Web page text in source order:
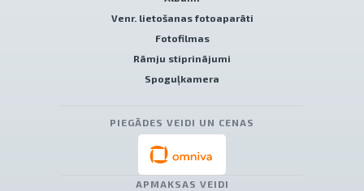
Venr. lietošanas fotoaparāti
Fotofilmas
Rāmju stiprinājumi
Spoguļkamera
PIEGĀDES VEIDI UN CENAS
APMAKSAS VEIDI